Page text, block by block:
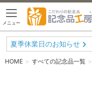
メニュー
夏季休業日のお知らせ
HOME すべての記念品一覧